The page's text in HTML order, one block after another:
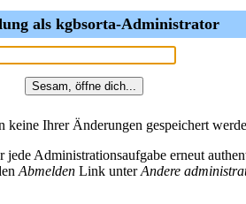
als kgbsorta-Administrator
Ihrer Änderungen gespeichert
Administrationsaufgabe erneut
Abmelden Link unterAndere